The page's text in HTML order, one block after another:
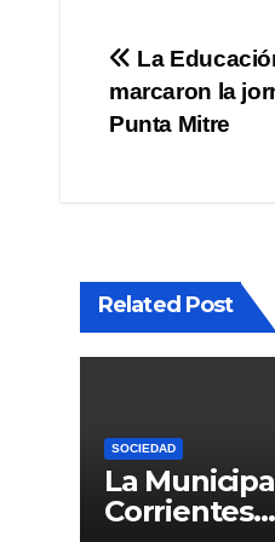
de
La
marcaron la
Punta Mitre
Related Post
SOCIEDAD
La
Corrientes